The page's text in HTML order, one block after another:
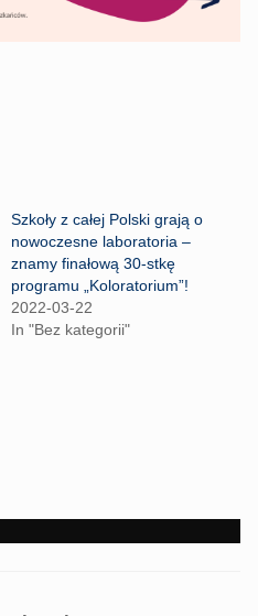
Szkoły z całej Polski grają o
nowoczesne laboratoria –
znamy finałową 30-stkę
programu „Koloratorium”!
2022-03-22
In "Bez kategorii"